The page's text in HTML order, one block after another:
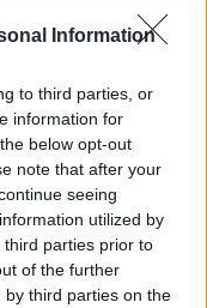
Information
to third parties, or
information for
below opt-out
note that after your
seeing
utilized by
parties prior to
of the further
third parties on the
la tienda y
que consultes
más cercano o
exacto y el
es tan buena,
que no